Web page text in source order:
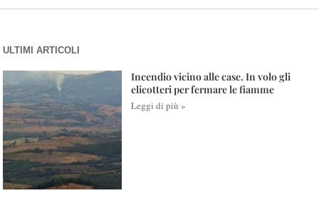
ULTIMI ARTICOLI
Incendio vicino alle case. In volo gli
elicotteri per fermare le fiamme
Leggi di più »